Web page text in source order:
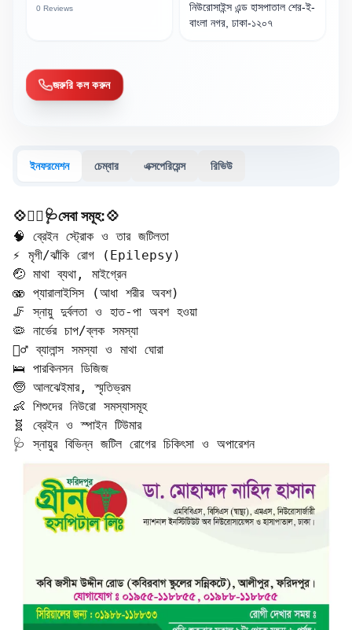
0 Reviews
নিউরোসাইন্স এন্ড হাসপাতাল শের-ই-
বাংলা নগর, ঢাকা-১২০৭
জরুরি কল করুন
ইনফরমেশন চেম্বার এক্সপেরিয়েন্স রিভিউ
💠🧑‍⚕️🩺সেবা সমূহ:💠
🧠 ব্রেইন স্ট্রোক ও তার জটিলতা
⚡ মৃগী/ঝাঁকি রোগ (Epilepsy)
🤕 মাথা ব্যথা, মাইগ্রেন
🫨 প্যারালাইসিস (আধা শরীর অবশ)
🦵 স্নায়ু দুর্বলতা ও হাত-পা অবশ হওয়া
🦠 নার্ভের চাপ/ব্লক সমস্যা
🧍‍♂️ ব্যালান্স সমস্যা ও মাথা ঘোরা
🛌 পারকিনসন ডিজিজ
🧓 আলঝেইমার, স্মৃতিভ্রম
👶 শিশুদের নিউরো সমস্যাসমূহ
🧬 ব্রেইন ও স্পাইন টিউমার
🩺 স্নায়ুর বিভিন্ন জটিল রোগের চিকিৎসা ও অপারেশন